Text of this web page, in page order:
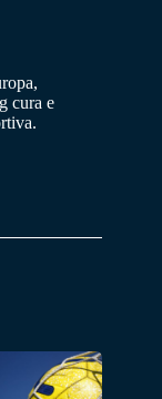
cura e